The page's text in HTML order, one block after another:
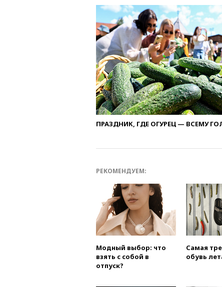
ПРАЗДНИК, ГДЕ ОГУРЕЦ — ВСЕМУ
РЕКОМЕНДУЕМ:
Модный выбор: что
взять с собой в
отпуск?
Самая
обувь